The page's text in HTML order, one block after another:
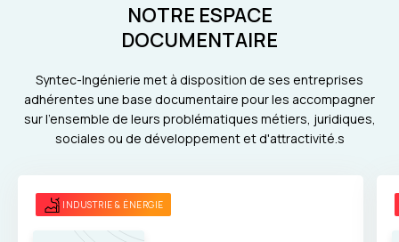
NOTRE ESPACE
DOCUMENTAIRE
Syntec-Ingénierie met à disposition de ses entreprises
adhérentes une base documentaire pour les accompagner
sur l'ensemble de leurs problématiques métiers, juridiques,
sociales ou de développement et d'attractivité.s
INDUSTRIE & ÉNERGIE